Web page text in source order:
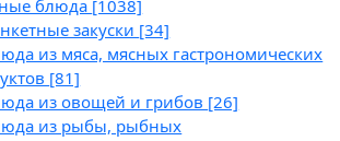
блюда [1038]
закуски [34]
из мяса, мясных гастрономических
[81]
из овощей и грибов [26]
из рыбы, рыбных